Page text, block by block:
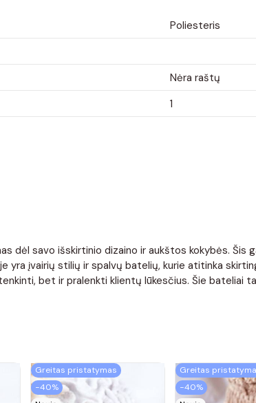
Poliesteris
Nėra raštų
1
dėl savo išskirtinio dizaino ir aukštos kokybės.
yra įvairių stilių ir spalvų batelių, kurie atitinka
bet ir pralenkti klientų lūkesčius. Šie bateliai
Greitas pristatymas
−40%
Greitas
−40%